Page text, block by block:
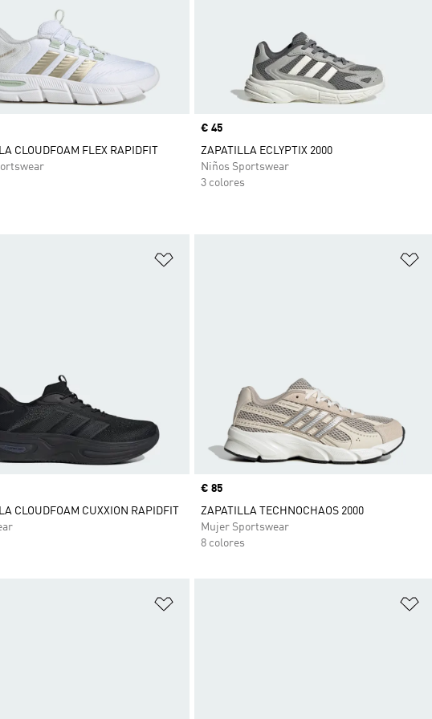
CLOUDFOAM FLEX RAPIDFIT
Precio
€ 45
ZAPATILLA ECLYPTIX 2000
Niños Sportswear
3 colores
CLOUDFOAM CUXXION RAPIDFIT
Precio
€ 85
ZAPATILLA TECHNOCHAOS 2000
Mujer Sportswear
8 colores